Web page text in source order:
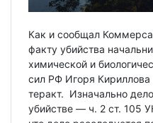
Как и сообщал
факту убийства
химической и
сил РФ Игоря
теракт. Изначально
убийстве — ч. 2 ст. 105